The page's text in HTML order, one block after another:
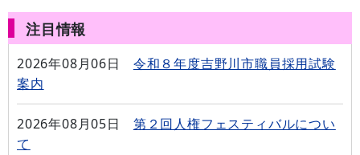
注目情報
2026年08月06日
令和８年度吉野川市職員採用試験
案内
2026年08月05日
第２回人権フェスティバルについ
て